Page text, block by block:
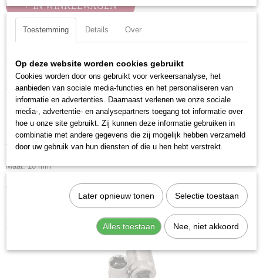
IN WINKELWAGEN
Specificaties
Productcode
101100
EAN code
7612206000444
Productcode leverancier
101100
Omschrijving
Verchroomd en voorzien van gekartelde rand.
Uitvoering: Zeskant, lang
Materiaal: Chroom Vanadium
Totale lengte: 50 mm
Maat: 10 mm
Aandrijfgrootte: 1/4 inch
DIN ISO: DIN 3124 / ISO 2725-1
Toestemming Details Over
Op deze website worden cookies gebruikt
Cookies worden door ons gebruikt voor verkeersanalyse, het
aanbieden van sociale media-functies en het personaliseren van
informatie en advertenties. Daarnaast verlenen we onze sociale
media-, advertentie- en analysepartners toegang tot informatie over
hoe u onze site gebruikt. Zij kunnen deze informatie gebruiken in
combinatie met andere gegevens die zij mogelijk hebben verzameld
door uw gebruik van hun diensten of die u hen hebt verstrekt.
Later opnieuw tonen Selectie toestaan
Alles toestaan Nee, niet akkoord